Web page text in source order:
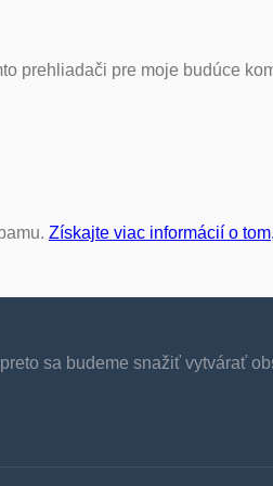
prehliadači pre moje budúce
Získajte viac informácií o
sa budeme snažiť vytvárať